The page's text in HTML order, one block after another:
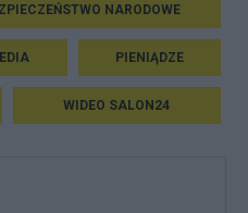
NARODOWE
PIENIĄDZE
WIDEO SALON24